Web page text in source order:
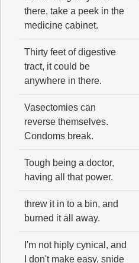
there, take a peek in the
medicine cabinet.
Thirty feet of digestive
tract, it could be
anywhere in there.
Vasectomies can
reverse themselves.
Condoms break.
Tough being a doctor,
having all that power.
threw it in to a bin, and
burned it all away.
I'm not hiply cynical, and
I don't make easy, snide